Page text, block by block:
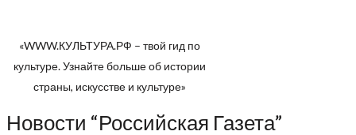
«WWW.КУЛЬТУРА.РФ – твой гид по
культуре. Узнайте больше об истории
страны, искусстве и культуре»
Новости “Российская Газета”